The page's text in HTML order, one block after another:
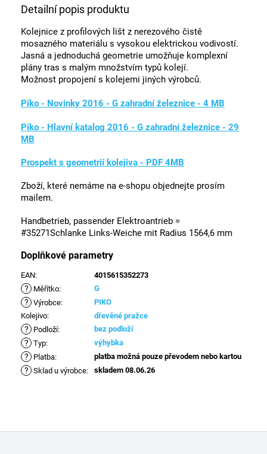
Detailní popis produktu
Kolejnice z profilových lišt z nerezového čistě
mosazného materiálu s vysokou elektrickou vodivostí.
Jasná a jednoduchá geometrie umožňuje komplexní
plány tras s malým množstvím typů kolejí.
Možnost propojení s kolejemi jiných výrobců.
Piko - Novinky 2016 - G zahradní železnice - 4 MB
Piko - Hlavní katalog 2016 - G zahradní železnice - 29
MB
Prospekt s geometrií kolejiva - PDF 4MB
Zboží, které nemáme na e-shopu objednejte prosím
mailem.
Handbetrieb, passender Elektroantrieb =
#35271Schlanke Links-Weiche mit Radius 1564,6 mm
Doplňkové parametry
EAN: 4015615352273
? Měřítko: G
? Výrobce:
PIKO
Kolejivo: dřevěné pražce
? Podloží: bez podloží
? Typ: výhybka
? Platba: platba možná pouze převodem nebo kartou
? Sklad u výrobce: skladem 08.06.26